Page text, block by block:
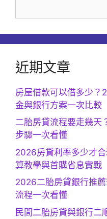
近期文章
房屋借款可以借多少？
金與銀行方案一次比較
二胎房貸流程要走幾天
步驟一次看懂
2026房貸利率多少才
算教學與首購省息實戰
2026二胎房貸銀行推
流程一次看懂
民間二胎房貸與銀行二